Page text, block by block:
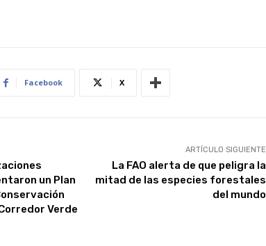
Facebook X
un Plan
Verde
ARTÍCULO SIGUIENTE
La FAO alerta de que peligra la
mitad de las especies forestales
del mundo